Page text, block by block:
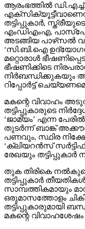
ആരംഭത്തില്‍
തട്ടിപ്പുകാര്‍,
എംഡിഎംഎ,
അടങ്ങിയ പാഴ്‌സല്‍
‘സി.ബി.ഐ
മറ്റൊരാള്‍
ഭീഷണിക്കിടെ
നിര്‍ബന്ധിക്കുകയും
റിപ്പോര്‍ട്ട്
മകന്റെ വിവാഹം
തട്ടിപ്പുകാരുടെ
‘ജാമ്യം’ എന്ന
തുടര്‍ന്ന് ബാങ്ക്
പണവും, സ്ഥിര
‘ക്ലിയറന്‍സ്
രേഖയും തട്ടിപ്പുകാര്‍
തുക തിരികെ
തട്ടിപ്പുകാര്‍
സാമ്പത്തികമായും
ഒരുമാസത്തോളം
തട്ടിപ്പുകാരുമായി
മകന്റെ